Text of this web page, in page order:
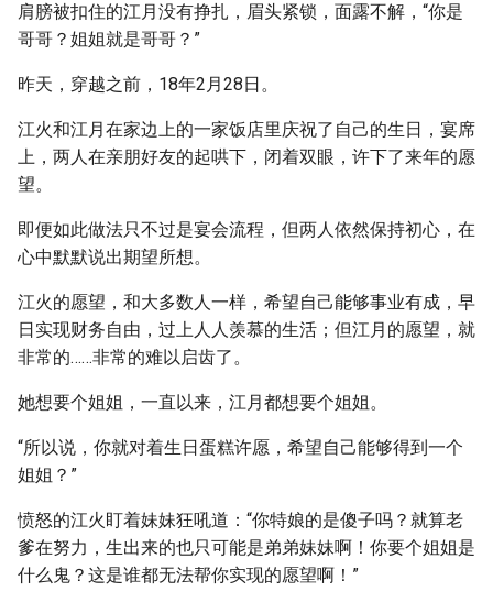
肩膀被扣住的江月没有挣扎，眉头紧锁，面露不解，“你是
哥哥？姐姐就是哥哥？”
昨天，穿越之前，18年2月28日。
江火和江月在家边上的一家饭店里庆祝了自己的生日，宴席
上，两人在亲朋好友的起哄下，闭着双眼，许下了来年的愿
望。
即便如此做法只不过是宴会流程，但两人依然保持初心，在
心中默默说出期望所想。
江火的愿望，和大多数人一样，希望自己能够事业有成，早
日实现财务自由，过上人人羡慕的生活；但江月的愿望，就
非常的……非常的难以启齿了。
她想要个姐姐，一直以来，江月都想要个姐姐。
“所以说，你就对着生日蛋糕许愿，希望自己能够得到一个
姐姐？”
愤怒的江火盯着妹妹狂吼道：“你特娘的是傻子吗？就算老
爹在努力，生出来的也只可能是弟弟妹妹啊！你要个姐姐是
什么鬼？这是谁都无法帮你实现的愿望啊！”